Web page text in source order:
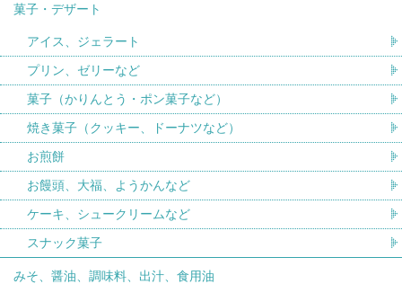
菓子・デザート
アイス、ジェラート
プリン、ゼリーなど
菓子（かりんとう・ポン菓子など）
焼き菓子（クッキー、ドーナツなど）
お煎餅
お饅頭、大福、ようかんなど
ケーキ、シュークリームなど
スナック菓子
みそ、醤油、調味料、出汁、食用油